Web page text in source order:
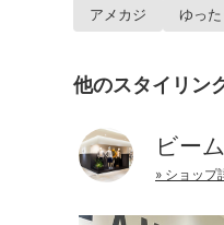
アメカジ ゆっ
他のスタイリン
ビー
» ショップ